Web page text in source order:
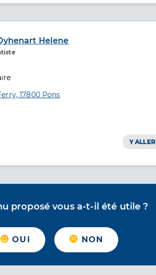
Helene
de santé
17800 Pons
Y ALLER
proposé vous a-t-il été utile ?
OUI NON